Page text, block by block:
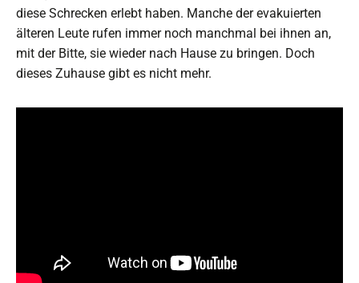
diese Schrecken erlebt haben. Manche der evakuierten
älteren Leute rufen immer noch manchmal bei ihnen an,
mit der Bitte, sie wieder nach Hause zu bringen. Doch
dieses Zuhause gibt es nicht mehr.